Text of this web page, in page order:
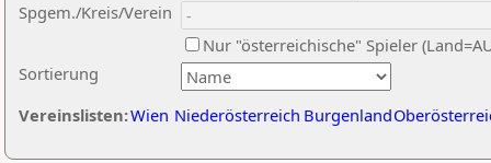
Sortierung
Spgem./Kreis/Verein
Nur "österreichische" Spieler
Vereinslisten:Wien Niederösterreich Burgenland